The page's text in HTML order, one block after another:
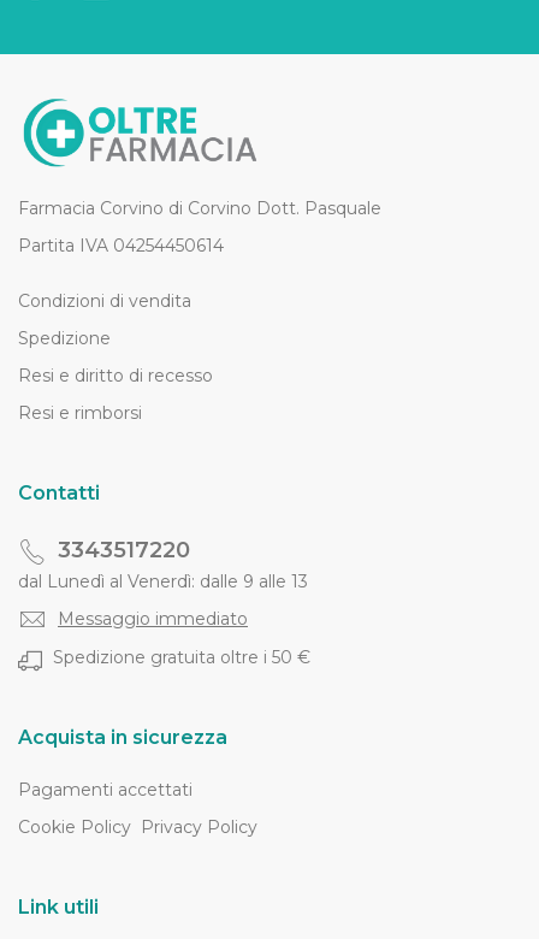
Farmacia Corvino di Corvino Dott. Pasquale
Partita IVA 04254450614
Condizioni di vendita
Spedizione
Resi e diritto di recesso
Resi e rimborsi
Contatti
3343517220
dal Lunedì al Venerdì: dalle 9 alle 13
Messaggio immediato
Spedizione gratuita oltre i 50 €
Acquista in sicurezza
Pagamenti accettati
Cookie Policy Privacy Policy
Link utili